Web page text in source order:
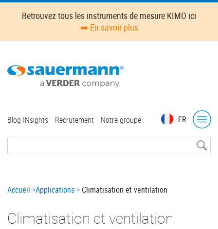
Skip
content
Retrouvez tous les instruments de mesure KIMO ici
➡️ En savoir plus
FR
Top
Blog INsights Recrutement Notre groupe
Breadcrumb
Accueil Applications Climatisation et ventilation
Climatisation et ventilation